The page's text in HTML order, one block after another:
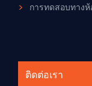
การทดสอบทาง
ติดต่อเรา